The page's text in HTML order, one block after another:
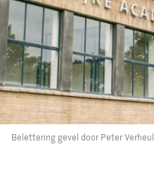
Belettering gevel door Peter Verheul